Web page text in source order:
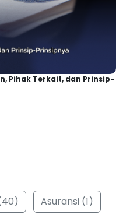
Pihak Terkait, dan Prinsip-
Asuransi (1)